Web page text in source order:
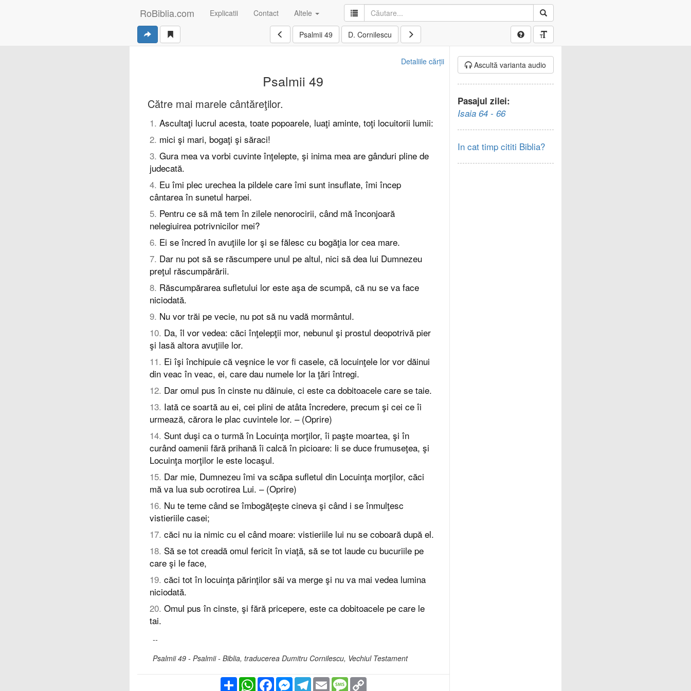
RoBiblia.com Explicatii Contact Altele
Psalmii 49 D. Cornilescu
Detaliile cărții
Psalmii 49
Către mai marele cântăreţilor.
1. Ascultaţi lucrul acesta, toate popoarele, luaţi aminte, toţi locuitorii lumii:
2. mici şi mari, bogaţi şi săraci!
3. Gura mea va vorbi cuvinte înţelepte, şi inima mea are gânduri pline de
judecată.
4. Eu îmi plec urechea la pildele care îmi sunt insuflate, îmi încep
cântarea în sunetul harpei.
5. Pentru ce să mă tem în zilele nenorocirii, când mă înconjoară
nelegiuirea potrivnicilor mei?
6. Ei se încred în avuţiile lor şi se fălesc cu bogăţia lor cea mare.
7. Dar nu pot să se răscumpere unul pe altul, nici să dea lui Dumnezeu
preţul răscumpărării.
8. Răscumpărarea sufletului lor este aşa de scumpă, că nu se va face
niciodată.
9. Nu vor trăi pe vecie, nu pot să nu vadă mormântul.
10. Da, îl vor vedea: căci înţelepţii mor, nebunul şi prostul deopotrivă pier
şi lasă altora avuţiile lor.
11. Ei îşi închipuie că veşnice le vor fi casele, că locuinţele lor vor dăinui
din veac în veac, ei, care dau numele lor la ţări întregi.
12. Dar omul pus în cinste nu dăinuie, ci este ca dobitoacele care se taie.
13. Iată ce soartă au ei, cei plini de atâta încredere, precum şi cei ce îi
urmează, cărora le plac cuvintele lor. – (Oprire)
14. Sunt duşi ca o turmă în Locuinţa morţilor, îi paşte moartea, şi în
curând oamenii fără prihană îi calcă în picioare: li se duce frumuseţea, şi
Locuinţa morţilor le este locaşul.
15. Dar mie, Dumnezeu îmi va scăpa sufletul din Locuinţa morţilor, căci
mă va lua sub ocrotirea Lui. – (Oprire)
16. Nu te teme când se îmbogăţeşte cineva şi când i se înmulţesc
vistieriile casei;
17. căci nu ia nimic cu el când moare: vistieriile lui nu se coboară după el.
18. Să se tot creadă omul fericit în viaţă, să se tot laude cu bucuriile pe
care şi le face,
19. căci tot în locuinţa părinţilor săi va merge şi nu va mai vedea lumina
niciodată.
20. Omul pus în cinste, şi fără pricepere, este ca dobitoacele pe care le
tai.
--
Psalmii 49 - Psalmii - Biblia, traducerea Dumitru Cornilescu, Vechiul Testament
PartajareWhatsAppFacebookMessengerTelegram
EmailMessageCopy
Ascultă varianta audio
Pasajul zilei:
Isaia 64 - 66
In cat timp cititi Biblia?